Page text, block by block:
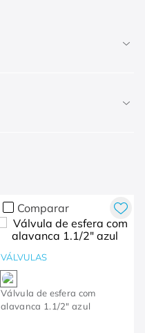
Comparar
VÁLVULAS
Válvula de esfera com
alavanca 1.1/2" azul